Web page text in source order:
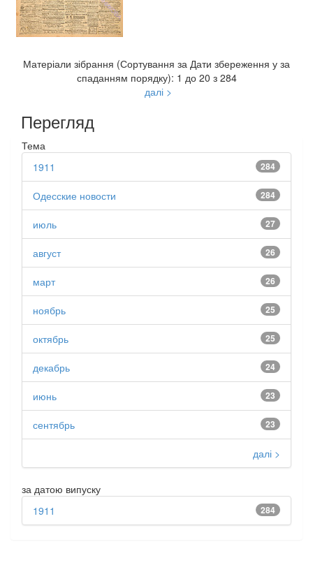
Матеріали зібрання (Сортування за Дати збереження у за
спаданням порядку): 1 до 20 з 284
далі >
Перегляд
Тема
284
1911
284
Одесские новости
27
июль
26
август
26
март
25
ноябрь
25
октябрь
24
декабрь
23
июнь
23
сентябрь
далі >
за датою випуску
284
1911